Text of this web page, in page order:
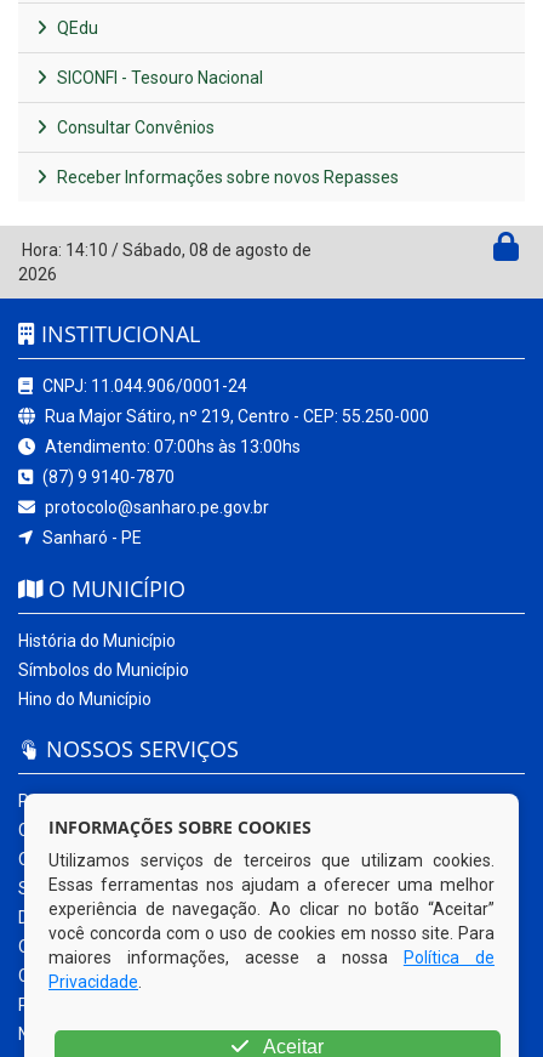
QEdu
SICONFI - Tesouro Nacional
Consultar Convênios
Receber Informações sobre novos Repasses
Hora: 14:10 /Sábado, 08 de agosto de
2026
INSTITUCIONAL
CNPJ: 11.044.906/0001-24
Rua Major Sátiro, nº 219, Centro - CEP: 55.250-000
Atendimento: 07:00hs às 13:00hs
(87) 9 9140-7870
protocolo@sanharo.pe.gov.br
Sanharó - PE
O MUNICÍPIO
História do Município
Símbolos do Município
Hino do Município
NOSSOS SERVIÇOS
Portal da Transparência
Carta de Serviços ao Usuário
Ouvidoria Municipal
Sistema Eletrônico – e-SIC
Diário Oficial
Quadro de Avisos
Contracheque Online
Portal do Contribuinte
Nota Fiscal Eletrônica
INFORMAÇÕES SOBRE COOKIES
Utilizamos serviços de terceiros que utilizam cookies.
Essas ferramentas nos ajudam a oferecer uma melhor
experiência de navegação. Ao clicar no botão “Aceitar”
você concorda com o uso de cookies em nosso site. Para
maiores informações, acesse a nossa
Política de
Privacidade
Aceitar